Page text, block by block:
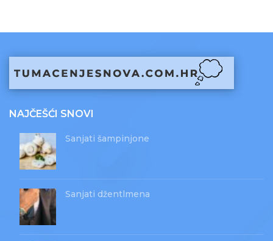
NAJČEŠĆI SNOVI
Sanjati šampinjone
Sanjati džentlmena